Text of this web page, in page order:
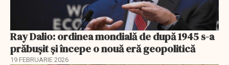
Ray Dalio: ordinea mondială de după 1945 s-a
prăbușit și începe o nouă eră geopolitică
19 FEBRUARIE 2026